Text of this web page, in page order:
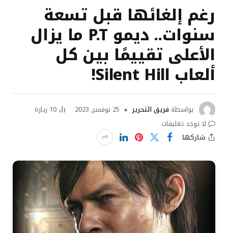
رغم إلغائها قبل تسعة
سنوات.. ديمو P.T ما يزال
الأعلى تقييمًا بين كل
ألعاب Silent Hill!
بواسطة فريق التحرير 25 نوفمبر, 2023 10 زيارة
لا توجد تعليقات
شاركها